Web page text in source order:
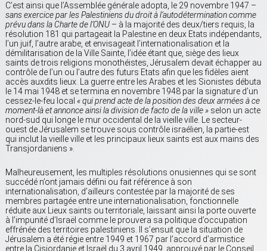
C’est ainsi que l’Assemblée générale adopta, le 29 novembre 1947 –
sans exercice par les Palestiniens du droit à l’autodétermination comme
prévu dans la Charte de l’ONU – à la majorité des deux/tiers requis, la
résolution 181 qui partageait la Palestine en deux Etats indépendants,
l’un juif, l’autre arabe, et envisageait l’internationalisation et la
démilitarisation de la Ville Sainte, l’idée étant que, siège des lieux
saints de trois religions monothéistes, Jérusalem devait échapper au
contrôle de l’un ou l’autre des futurs Etats afin que les fidèles aient
accès auxdits lieux. La guerre entre les Arabes et les Sionistes débuta
le 14 mai 1948 et se termina en novembre 1948 par la signature d’un
cessez-le-feu local « qui prend acte de la position des deux armées à ce
moment-là et annonce ainsi la division de facto de la ville » selon un acte
nord-sud qui longe le mur occidental de la vieille ville. Le secteur-
ouest de Jérusalem se trouve sous contrôle israélien, la partie-est
qui inclut la vieille ville et les principaux lieux saints est aux mains des
Transjordaniens ».
Malheureusement, les multiples résolutions onusiennes qui se sont
succédé n’ont jamais défini ou fait référence à son
internationalisation, d’ailleurs contestée par la majorité de ses
membres partagée entre une internationalisation, fonctionnelle
réduite aux Lieux saints ou territoriale, laissant ainsi la porte ouverte
à l’impunité d’Israël comme le prouvera sa politique d’occupation
effrénée des territoires palestiniens. Il s’ensuit que la situation de
Jérusalem a été régie entre 1949 et 1967 par l’accord d’armistice
entre la Cisjordanie et Israël du 3 avril 1949, approuvé par le Conseil